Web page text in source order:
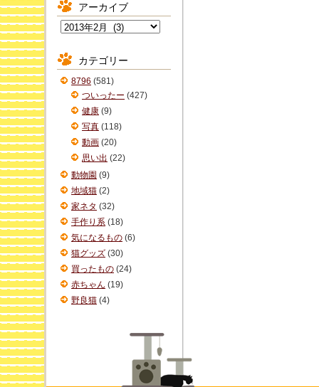
アーカイブ
イ
ブ
カテゴリー
8796 (581)
ついったー (427)
健康 (9)
写真 (118)
動画 (20)
思い出 (22)
動物園 (9)
地域猫 (2)
家ネタ (32)
手作り系 (18)
気になるもの (6)
猫グッズ (30)
買ったもの (24)
赤ちゃん (19)
野良猫 (4)